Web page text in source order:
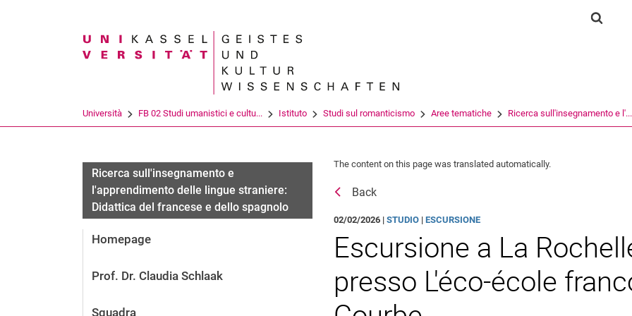
Jump directly to: content
Jump directly to: search
Jump directly to: main
Search term
Università FB 02 Studi umanistici e cultu... Istituto Studi sul romanticismo Aree tematiche Ricerca sull'insegnamento e l'...
Ricerca sull'insegnamento e
l'apprendimento delle lingue straniere:
Didattica del francese e dello spagnolo
Homepage
Prof. Dr. Claudia Schlaak
Squadra
The content on this page was translated automatically.
Back
02/02/2026 |STUDIO |ESCURSIONE
Escursione a La
presso L'éco-école